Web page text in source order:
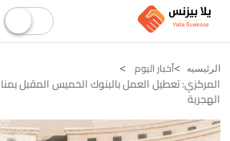
الرئيسيه أخبار اليوم
المركزي: تعطيل العمل بالبنوك الخميس المقبل
الهجرية